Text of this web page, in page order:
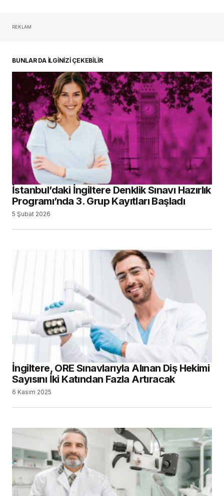
REKLAM
BUNLAR DA İLGİNİZİ ÇEKEBİLİR
İstanbul’daki İngiltere Denklik Sınavı Hazırlık
Programı’nda 3. Grup Kayıtları Başladı
5 Şubat 2026
İngiltere, ORE Sınavlarıyla Alınan Diş Hekimi
Sayısını İki Katından Fazla Artıracak
6 Kasım 2025